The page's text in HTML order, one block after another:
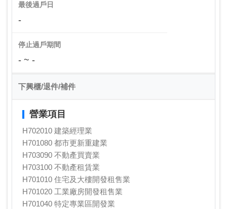
最後過戶日
-
停止過戶期間
- ~ -
下興櫃/退件/補件
營業項目
H702010 建築經理業
H701080 都市更新重建業
H703090 不動產買賣業
H703100 不動產租賃業
H701010 住宅及大樓開發租售業
H701020 工業廠房開發租售業
H701040 特定專業區開發業